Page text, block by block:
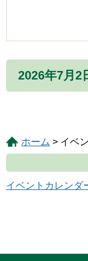
2026年7月2
ホーム > イベ
イベントカレンダ